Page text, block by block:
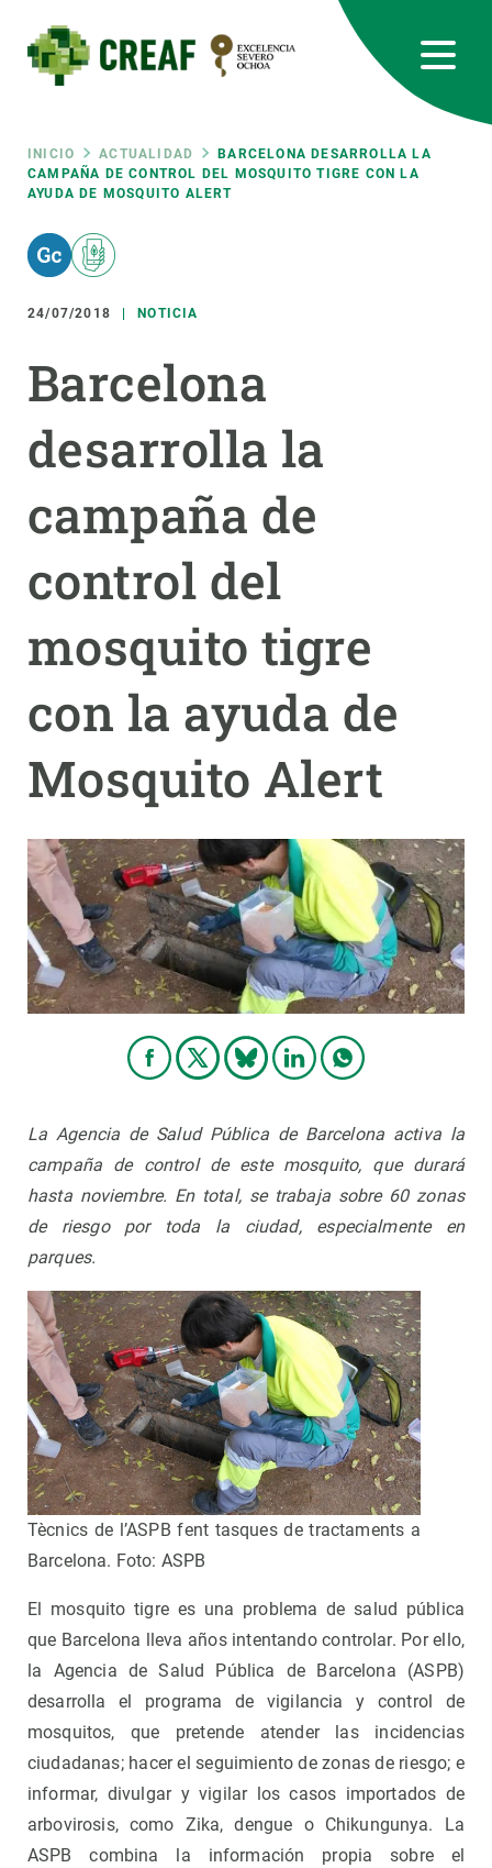
contenido
principal
Ruta
de
navegación
INICIO ACTUALIDAD
BARCELONA DESARROLLA LA
CAMPAÑA DE CONTROL DEL MOSQUITO TIGRE CON LA
AYUDA DE MOSQUITO ALERT
24/07/2018 NOTICIA
Barcelona
desarrolla la
campaña de
control del
mosquito tigre
con la ayuda de
Mosquito Alert
La Agencia de Salud Pública de Barcelona activa la
campaña de control de este mosquito, que durará
hasta noviembre. En total, se trabaja sobre 60 zonas
de riesgo por toda la ciudad, especialmente en
parques.
Tècnics de l’ASPB fent tasques de tractaments a
Barcelona. Foto: ASPB
El mosquito tigre es una problema de salud pública
que Barcelona lleva años intentando controlar. Por ello,
la Agencia de Salud Pública de Barcelona (ASPB)
desarrolla el programa de vigilancia y control de
mosquitos, que pretende atender las incidencias
ciudadanas; hacer el seguimiento de zonas de riesgo; e
informar, divulgar y vigilar los casos importados de
arbovirosis, como Zika, dengue o Chikungunya. La
ASPB combina la información propia sobre el
RRSS
Featured
responsive
Responsive
menu
INVESTIGACIÓN
CIENCIA EN ACCIÓN
NOTICIAS Y AGENDA